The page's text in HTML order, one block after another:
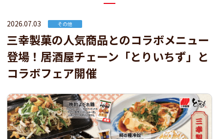
2026.07.03 その他
三幸製菓の人気商品とのコラボメニュー
登場！居酒屋チェーン「とりいちず」と
コラボフェア開催